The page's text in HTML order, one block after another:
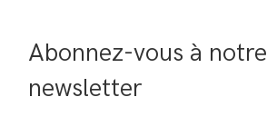
Abonnez-vous à notre
newsletter